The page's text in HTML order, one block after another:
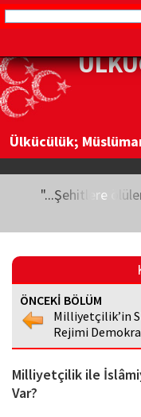
Ülkücülük;
"...Şehitlere
ÖNCEKİ BÖLÜM
Milliyetçilik’in
Rejimi
Milliyetçilik ile
Var?